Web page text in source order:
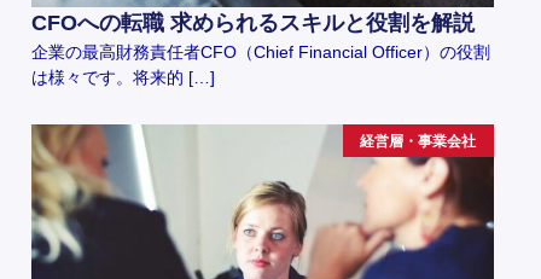
CFOへの転職 求められるスキルと役割を解説
企業の最高財務責任者CFO（Chief Financial Officer）の役割
は様々です。将来的 […]
経営層・事業会社